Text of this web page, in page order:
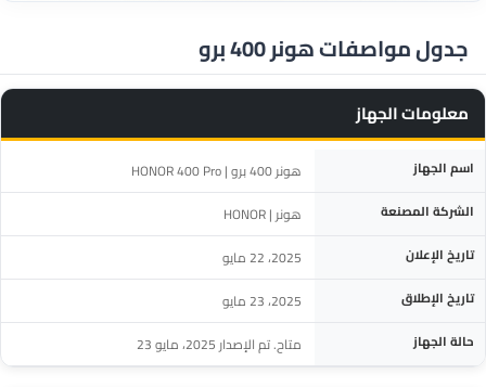
جدول مواصفات هونر 400 برو
معلومات الجهاز
المواصفةالتفاصيلاسم الجهاز هونر 400 برو | HONOR 400 Pro
الشركة المصنعة هونر | HONOR
تاريخ الإعلان 2025، 22 مايو
تاريخ الإطلاق 2025، 23 مايو
حالة الجهاز متاح. تم الإصدار 2025، مايو 23